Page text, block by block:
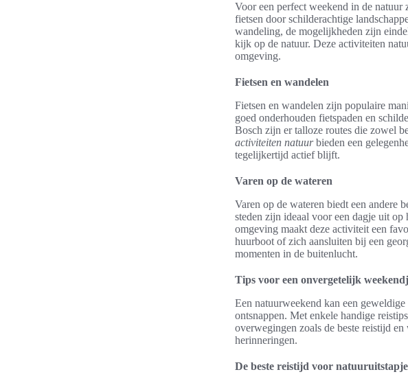
Voor een perfect weekend in de natuur
fietsen door schilderachtige
wandeling, de mogelijkheden zijn
kijk op de natuur. Deze activiteiten
omgeving.
Fietsen en wandelen
Fietsen en wandelen zijn populaire
goed onderhouden fietspaden en
Bosch zijn er talloze routes die zowel
activiteiten natuurbieden een
tegelijkertijd actief blijft.
Varen op de wateren
Varen op de wateren biedt een andere
steden zijn ideaal voor een dagje uit op
omgeving maakt deze activiteit een
huurboot of zich aansluiten bij een
momenten in de buitenlucht.
Tips voor een onvergetelijk
Een natuurweekend kan een
ontsnappen. Met enkele handige
overwegingen zoals de beste reistijd
herinneringen.
De beste reistijd voor